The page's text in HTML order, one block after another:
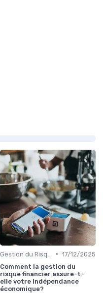
• 17/12/2025
Comment la gestion du
risque financier assure-t-
elle votre indépendance
économique?